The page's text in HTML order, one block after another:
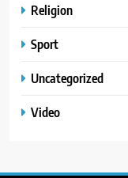
Religion
Sport
Uncategorized
Video